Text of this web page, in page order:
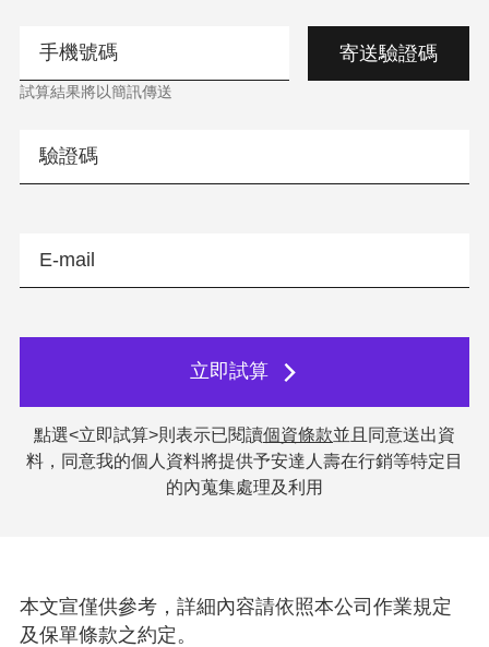
試算結果將以簡訊傳送
寄送驗證碼
立即試算
點選<立即試算>則表示已閱讀個資條款並且同意送出資
料，同意我的個人資料將提供予安達人壽在行銷等特定目
的內蒐集處理及利用
本文宣僅供參考，詳細內容請依照本公司作業規定
及保單條款之約定。